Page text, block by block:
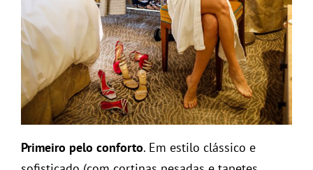
Primeiro pelo conforto. Em estilo clássico e